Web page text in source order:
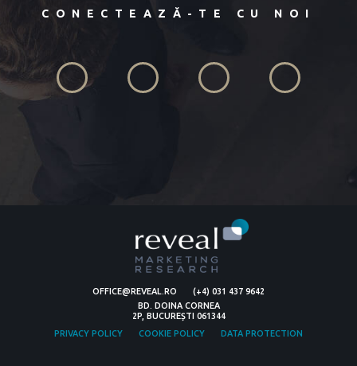
CONECTEAZĂ-TE CU NOI
OFFICE@REVEAL.RO
(+4) 031 437 9642
BD. DOINA CORNEA
2P, BUCUREȘTI 061344
PRIVACY POLICY
COOKIE POLICY DATA PROTECTION